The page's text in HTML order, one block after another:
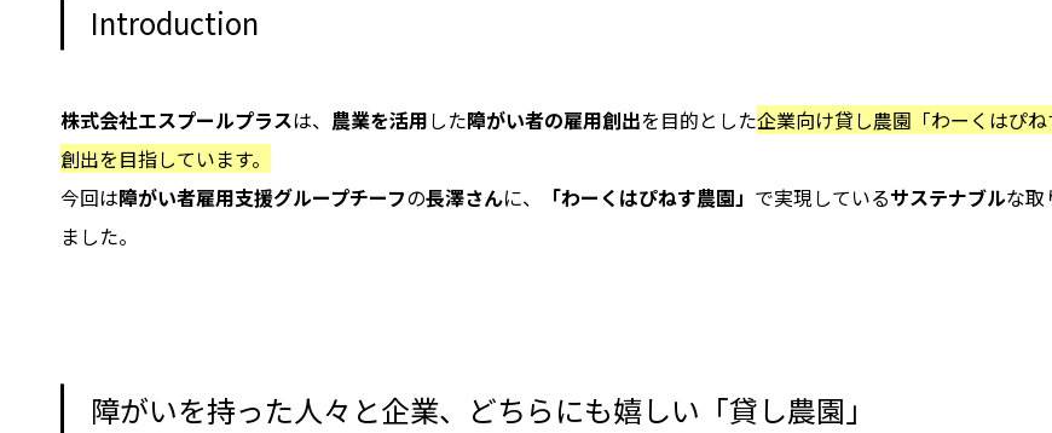
Introduction
株式会社エスプールプラスは、 農業を活用した障がい者の雇用創出を目的とした企業向け貸し農園「わーくはぴね
創出を目指しています。
今回は障がい者雇用支援グループチーフの長澤さんに、 「わーくはぴねす農園」 で実現しているサステナブルな取
ました。
障がいを持った人々と企業、どちらにも嬉しい「貸し農園」